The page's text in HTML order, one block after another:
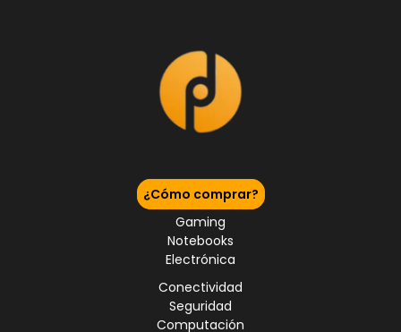
¿Cómo comprar?
Gaming
Notebooks
Electrónica
Conectividad
Seguridad
Computación